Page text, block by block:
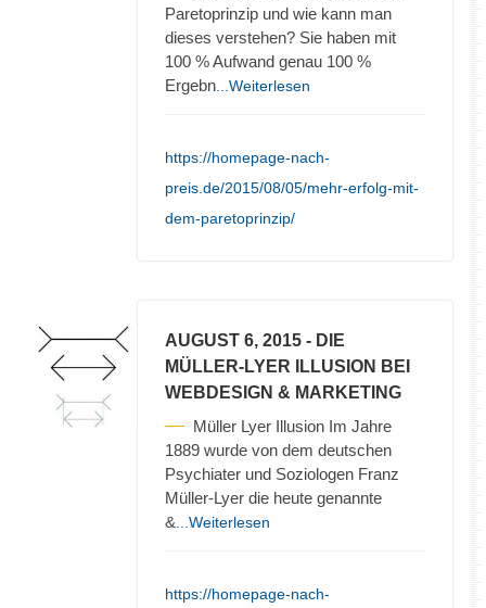
Paretoprinzip und wie kann man
dieses verstehen? Sie haben mit
100 % Aufwand genau 100 %
Ergebn ...Weiterlesen
https://homepage-nach-
preis.de/2015/08/05/mehr-erfolg-mit-
dem-paretoprinzip/
AUGUST 6, 2015 - DIE
MÜLLER-LYER ILLUSION BEI
WEBDESIGN & MARKETING
Müller Lyer Illusion Im Jahre
1889 wurde von dem deutschen
Psychiater und Soziologen Franz
Müller-Lyer die heute genannte
& ...Weiterlesen
https://homepage-nach-